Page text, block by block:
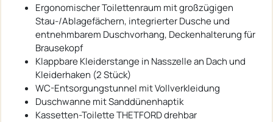
Ergonomischer Toilettenraum mit großzügigen
Stau-/Ablagefächern, integrierter Dusche und
entnehmbarem Duschvorhang, Deckenhalterung für
Brausekopf
Klappbare Kleiderstange in Nasszelle an Dach und
Kleiderhaken (2 Stück)
WC-Entsorgungstunnel mit Vollverkleidung
Duschwanne mit Sanddünenhaptik
Kassetten-Toilette THETFORD drehbar